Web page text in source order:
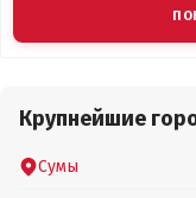
Крупнейшие
Сумы